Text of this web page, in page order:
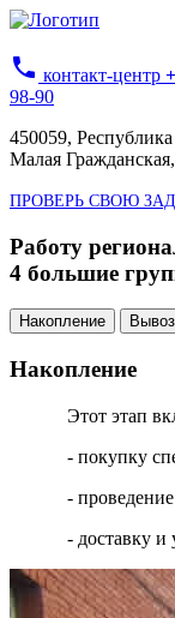
phone контакт-центр
98-90
450059,
Малая
ПРОВЕРЬ СВОЮ
Работу
4 большие
Накопление Вывоз
Накопление
Этот этап
- покупку
-
- доставку и